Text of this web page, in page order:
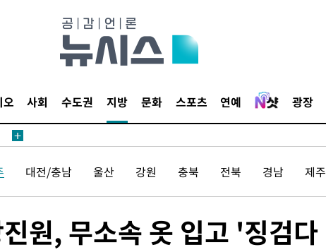
사회 수도권 지방 문화 스포츠 연예 광장
대전/충남 울산 강원 충북 전북 경남 제주
원, 무소속 옷 입고 '징검다